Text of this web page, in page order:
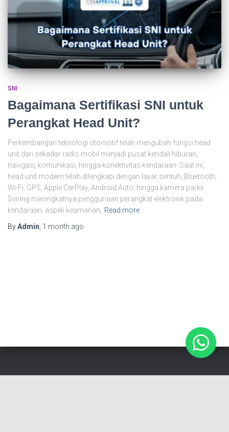
SNI
Bagaimana Sertifikasi SNI untuk
Perangkat Head Unit?
Perkembangan teknologi otomotif telah mengubah fungsi head
unit dari sekadar radio mobil menjadi pusat kendali hiburan,
navigasi, komunikasi, hingga konektivitas kendaraan. Saat ini,
head unit modern telah dilengkapi dengan layar sentuh, Bluetooth,
Wi-Fi, GPS, Apple CarPlay, Android Auto, hingga kamera parkir.
Seiring meningkatnya penggunaan perangkat elektronik pada
kendaraan, aspek keamanan,
Read more
ByAdmin 1 month ago